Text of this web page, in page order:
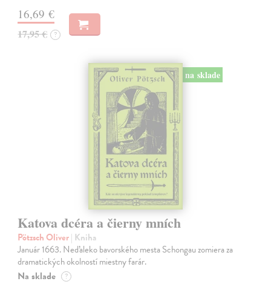
16,69 €
17,95 € ?
na sklade
Katova dcéra a čierny mních
Pötzsch Oliver| Kniha
Január 1663. Neďaleko bavorského mesta Schongau zomiera za
dramatických okolností miestny farár.
Na sklade ?